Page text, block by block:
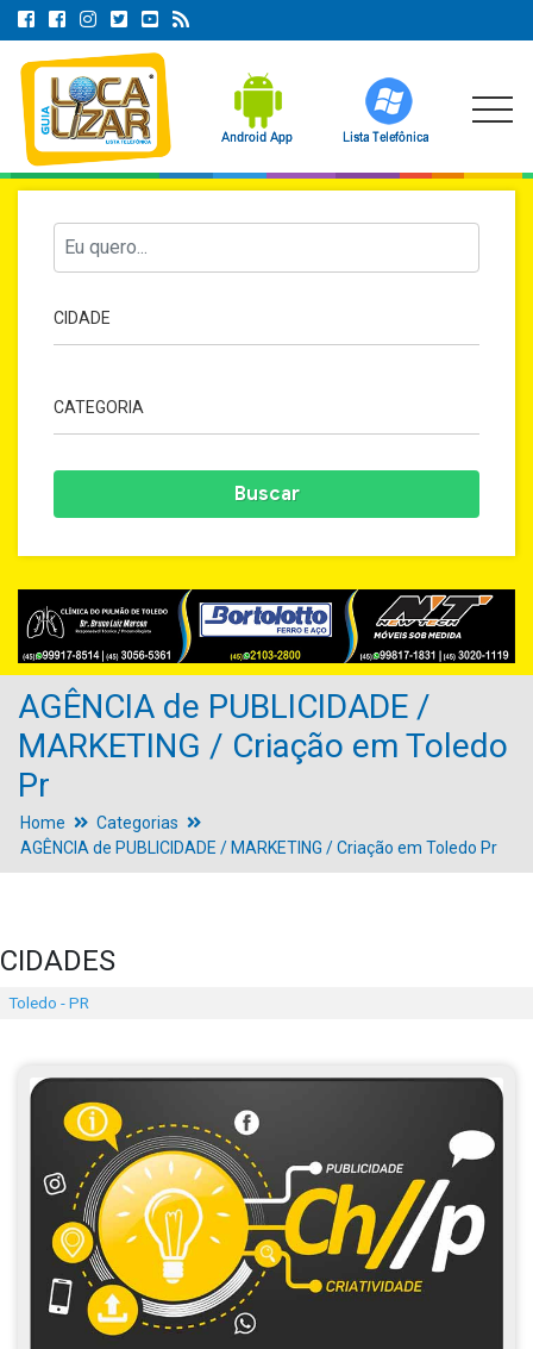
AGÊNCIA de PUBLICIDADE /
MARKETING / Criação em Toledo
Pr
Home
Categorias
AGÊNCIA de PUBLICIDADE / MARKETING / Criação em Toledo Pr
CIDADES
Toledo - PR